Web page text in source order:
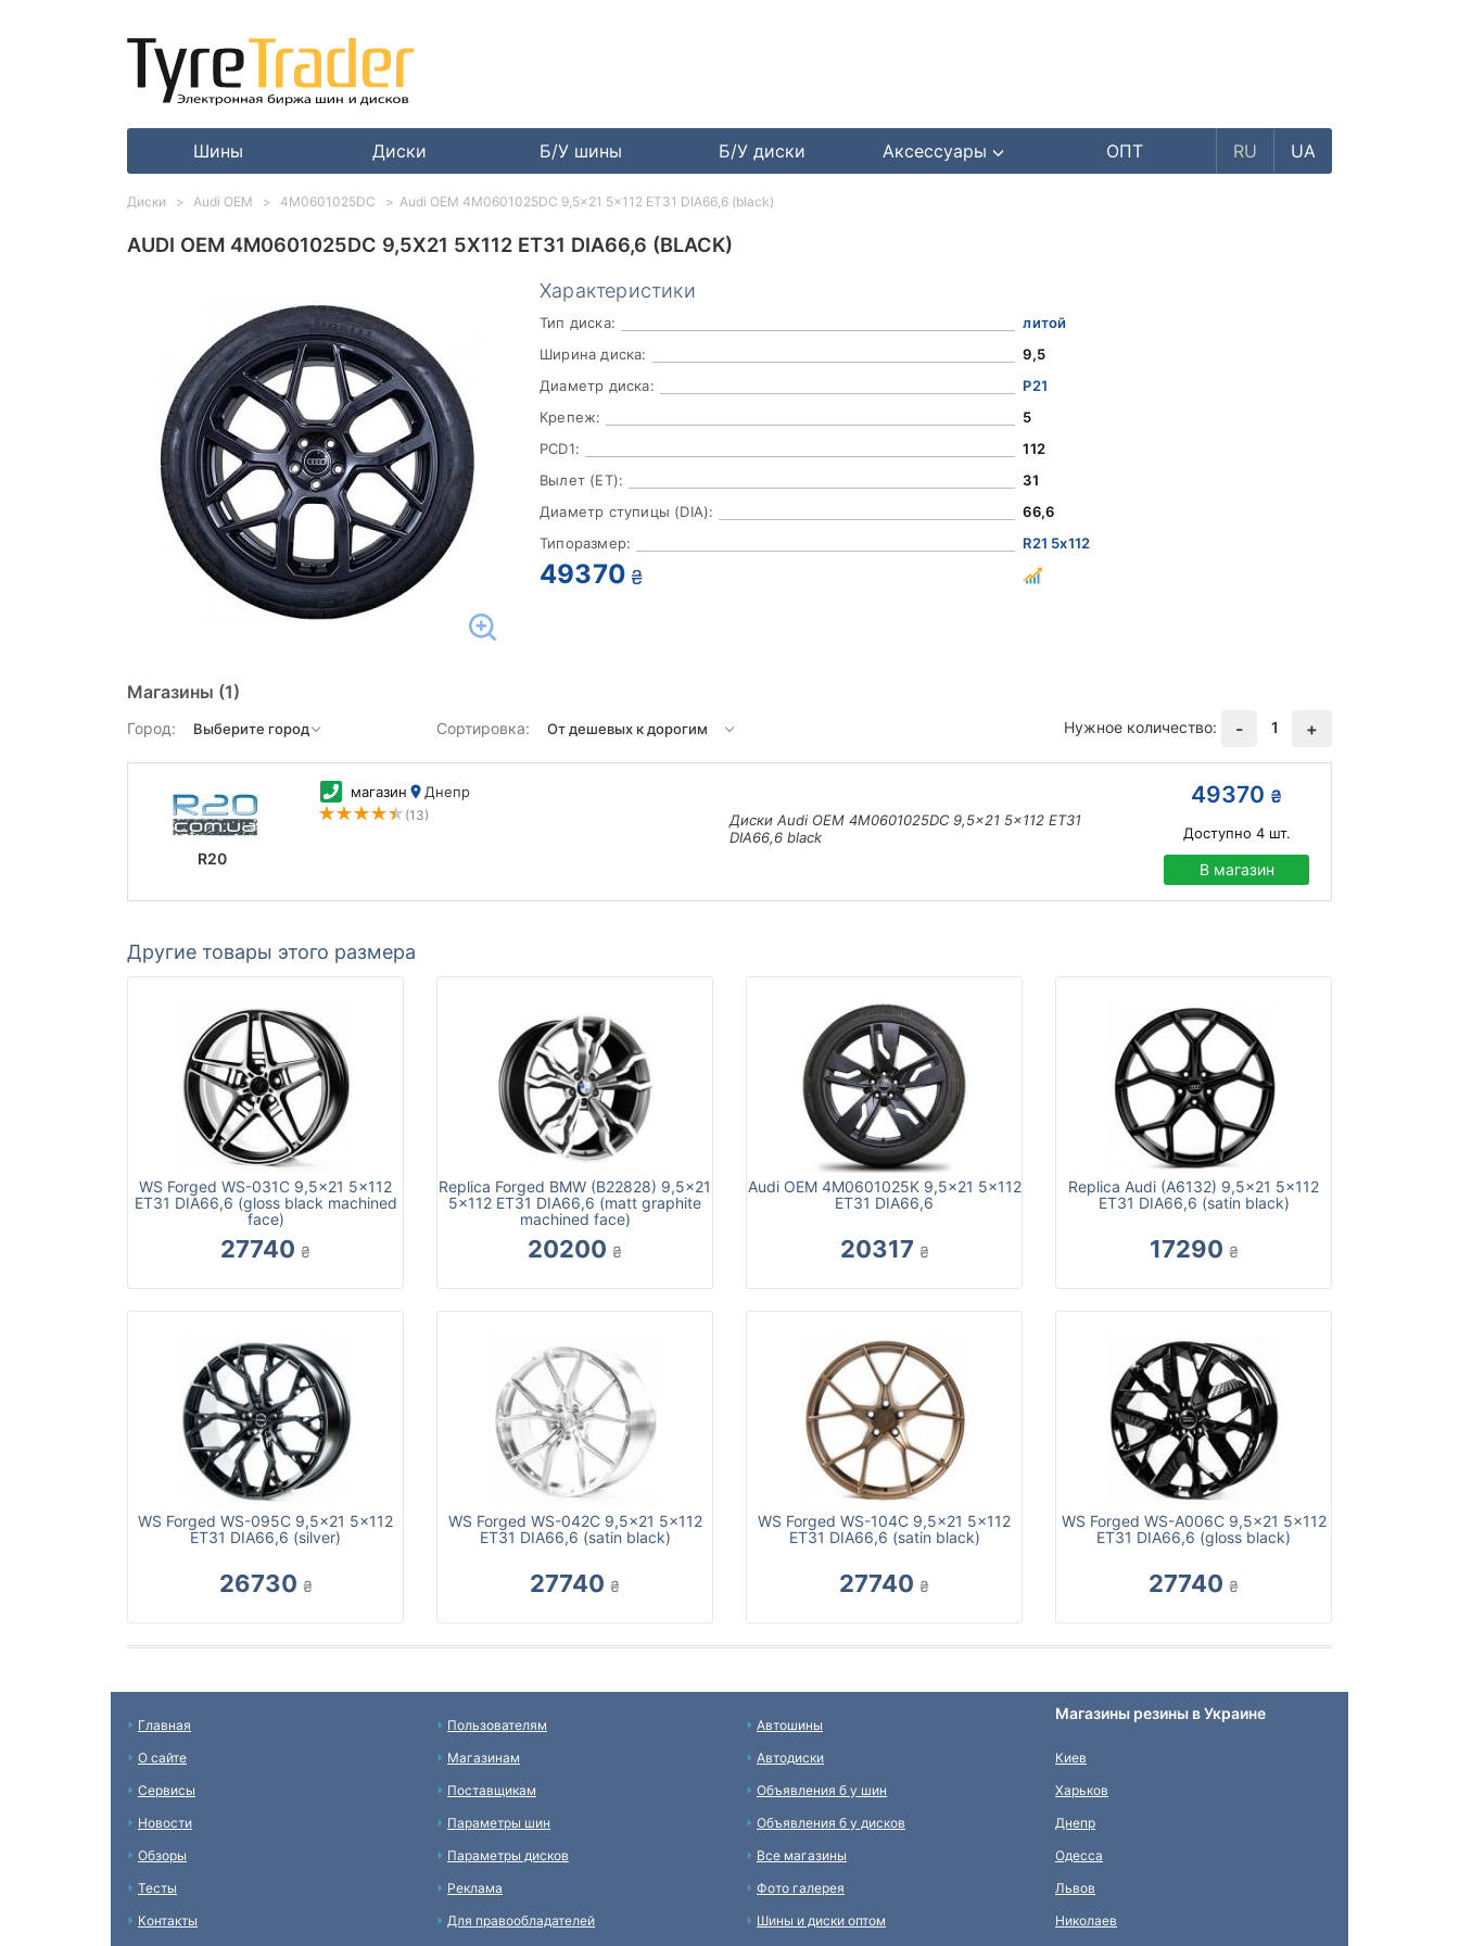
Шины Диски Б/У шины Б/У диски Аксессуары ОПТ RU UA
AUDI OEM 4M0601025DC 9,5X21 5X112 ET31 DIA66,6 (BLACK)
Характеристики
Тип диска:
литой
Ширина диска:
9,5
Диаметр диска:
Р21
Крепеж:
5
PCD1:
112
Вылет (ET):
31
Диаметр ступицы (DIA):
66,6
Типоразмер:
R21 5x112
49370 ₴
Магазины (1)
Город: Сортировка: Нужное количество: - 1 +
R20
магазин Днепр
(13)
Диски Audi OEM 4M0601025DC 9,5x21 5x112 ET31
DIA66,6 black
49370 ₴
Доступно 4шт.
В магазин
Другие товары этого размера
WS Forged WS-031C 9,5x21 5x112
ET31 DIA66,6 (gloss black machined
face)
27740 ₴
Replica Forged BMW (B22828) 9,5x21
5x112 ET31 DIA66,6 (matt graphite
machined face)
20200 ₴
Audi OEM 4M0601025K 9,5x21 5x112
ET31 DIA66,6
20317 ₴
Replica Audi (A6132) 9,5x21 5x112
ET31 DIA66,6 (satin black)
17290 ₴
WS Forged WS-095C 9,5x21 5x112
ET31 DIA66,6 (silver)
26730 ₴
WS Forged WS-042C 9,5x21 5x112
ET31 DIA66,6 (satin black)
27740 ₴
WS Forged WS-104C 9,5x21 5x112
ET31 DIA66,6 (satin black)
27740 ₴
WS Forged WS-A006C 9,5x21 5x112
ET31 DIA66,6 (gloss black)
27740 ₴
Диски Audi OEM 4M0601025DC Audi OEM 4M0601025DC 9,5x21 5x112 ET31 DIA66,6 (black)
Главная
О сайте
Сервисы
Новости
Обзоры
Тесты
Контакты
Пользователям
Магазинам
Поставщикам
Параметры шин
Параметры дисков
Реклама
Для правообладателей
Автошины
Автодиски
Объявления б у шин
Объявления б у дисков
Все магазины
Фото галерея
Шины и диски оптом
Магазины резины в Украине
Киев
Харьков
Днепр
Одесса
Львов
Николаев